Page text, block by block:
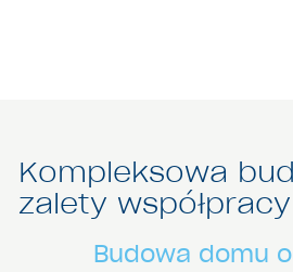
Kompleksowa
zalety współpracy
Budowa domu